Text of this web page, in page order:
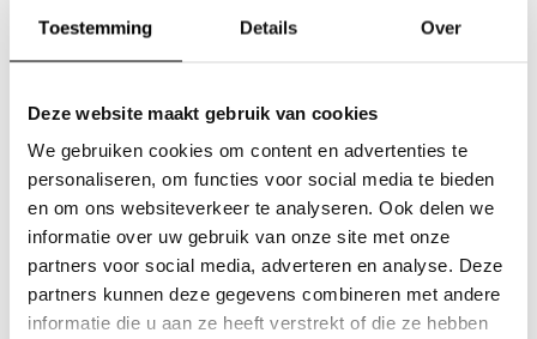
Toestemming Details Over
Deze website maakt gebruik van cookies
We gebruiken cookies om content en advertenties te
personaliseren, om functies voor social media te bieden
en om ons websiteverkeer te analyseren. Ook delen we
informatie over uw gebruik van onze site met onze
partners voor social media, adverteren en analyse. Deze
partners kunnen deze gegevens combineren met andere
informatie die u aan ze heeft verstrekt of die ze hebben
Weet u het exacte aantal dan kunt u dat invullen bij
opmerkingen (onderaan dit formulier). Dit helpt ons om
een zo scherp mogelijk voorstel te maken,.
0 tot 6 jaar
15 jaar of meer